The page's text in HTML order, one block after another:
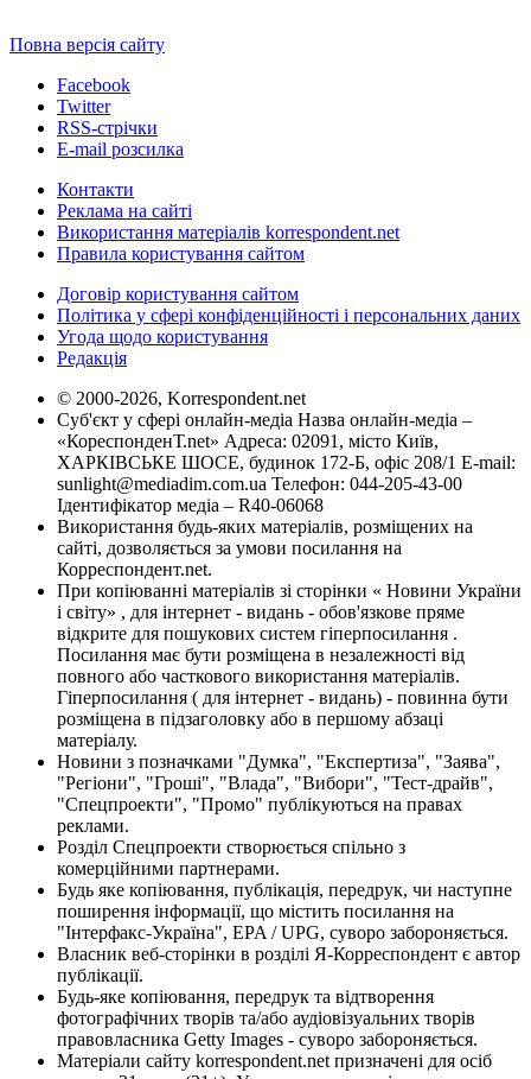
Повна версія сайту
Facebook
Twitter
RSS-стрічки
E-mail розсилка
Контакти
Реклама на сайті
Використання матеріалів korrespondent.net
Правила користування сайтом
Договір користування сайтом
Політика у сфері конфіденційності і персональних даних
Угода щодо користування
Редакція
© 2000-2026, Korrespondent.net
Суб'єкт у сфері онлайн-медіа Назва онлайн-медіа –
«КореспонденТ.net» Адреса: 02091, місто Київ,
ХАРКІВСЬКЕ ШОСЕ, будинок 172-Б, офіс 208/1 E-mail:
sunlight@mediadim.com.ua Телефон: 044-205-43-00
Ідентифікатор медіа – R40-06068
Використання будь-яких матеріалів, розміщених на
сайті, дозволяється за умови посилання на
Корреспондент.net.
При копіюванні матеріалів зі сторінки « Новини України
і світу» , для інтернет - видань - обов'язкове пряме
відкрите для пошукових систем гіперпосилання .
Посилання має бути розміщена в незалежності від
повного або часткового використання матеріалів.
Гіперпосилання ( для інтернет - видань) - повинна бути
розміщена в підзаголовку або в першому абзаці
матеріалу.
Новини з позначками "Думка", "Експертиза", "Заява",
"Регіони", "Гроші", "Влада", "Вибори", "Тест-драйв",
"Спецпроекти", "Промо" публікуються на правах
реклами.
Розділ Спецпроекти створюється спільно з
комерційними партнерами.
Будь яке копіювання, публікація, передрук, чи наступне
поширення інформації, що містить посилання на
"Інтерфакс-Україна", EPA / UPG, суворо забороняється.
Власник веб-сторінки в розділі Я-Корреспондент є автор
публікації.
Будь-яке копіювання, передрук та відтворення
фотографічних творів та/або аудіовізуальних творів
правовласника Getty Images - суворо забороняється.
Матеріали сайту korrespondent.net призначені для осіб